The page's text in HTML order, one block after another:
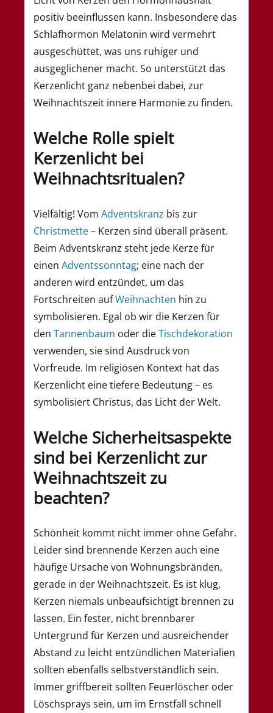
positiv beeinflussen kann. Insbesondere das
Schlafhormon Melatonin wird vermehrt
ausgeschüttet, was uns ruhiger und
ausgeglichener macht. So unterstützt das
Kerzenlicht ganz nebenbei dabei, zur
Weihnachtszeit innere Harmonie zu finden.
Welche Rolle spielt
Kerzenlicht bei
Weihnachtsritualen?
Vielfältig! Vom Adventskranz bis zur
Christmette– Kerzen sind überall präsent.
Beim Adventskranz steht jede Kerze für
einen Adventssonntag; eine nach der
anderen wird entzündet, um das
Fortschreiten aufWeihnachten hin zu
symbolisieren. Egal ob wir die Kerzen für
den Tannenbaum oder dieTischdekoration
verwenden, sie sind Ausdruck von
Vorfreude. Im religiösen Kontext hat das
Kerzenlicht eine tiefere Bedeutung – es
symbolisiert Christus, das Licht der Welt.
Welche Sicherheitsaspekte
sind bei Kerzenlicht zur
Weihnachtszeit zu
beachten?
Schönheit kommt nicht immer ohne Gefahr.
Leider sind brennende Kerzen auch eine
häufige Ursache von Wohnungsbränden,
gerade in der Weihnachtszeit. Es ist klug,
Kerzen niemals unbeaufsichtigt brennen zu
lassen. Ein fester, nicht brennbarer
Untergrund für Kerzen und ausreichender
Abstand zu leicht entzündlichen Materialien
sollten ebenfalls selbstverständlich sein.
Immer griffbereit sollten Feuerlöscher oder
Löschsprays sein, um im Ernstfall schnell